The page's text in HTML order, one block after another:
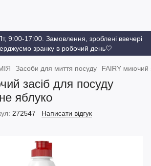
9:00-17:00. Замовлення, зроблені ввечері
зранку в робочий день🤍
Засоби для миття посуду FAIRY миючий
засіб для посуду
яблуко
272547 Написати відгук